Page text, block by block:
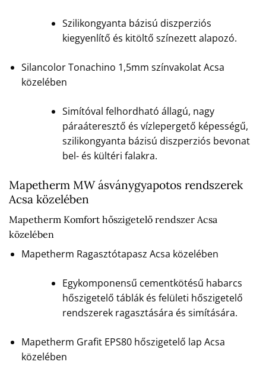
Szilikongyanta bázisú diszperziós
kiegyenlítő és kitöltő színezett alapozó.
Silancolor Tonachino 1,5mm színvakolat Acsa
közelében
Simítóval felhordható állagú, nagy
páraáteresztő és vízlepergető képességű,
szilikongyanta bázisú diszperziós bevonat
bel- és kültéri falakra.
Mapetherm MW ásványgyapotos rendszerek
Acsa közelében
Mapetherm Komfort hőszigetelő rendszer Acsa
közelében
Mapetherm Ragasztótapasz Acsa közelében
Egykomponensű cementkötésű habarcs
hőszigetelő táblák és felületi hőszigetelő
rendszerek ragasztására és simítására.
Mapetherm Grafit EPS80 hőszigetelő lap Acsa
közelében